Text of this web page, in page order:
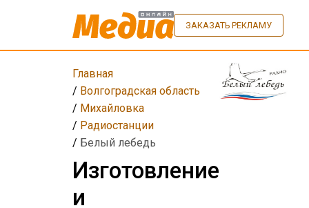
ЗАКАЗАТЬ РЕКЛАМУ
Главная
/ Волгоградская область
/ Михайловка
/ Радиостанции
/ Белый лебедь
Изготовление
и